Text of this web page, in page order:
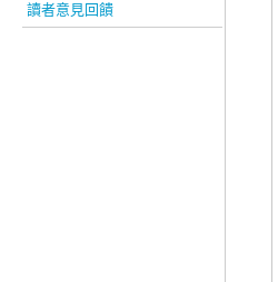
讀者意見回饋